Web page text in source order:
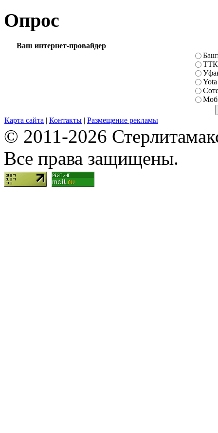
Опрос
Ваш интернет-провайдер
ТТК
Yota
Карта сайта | Контакты | Размещение рекламы
© 2011-2026
Все права защищены.